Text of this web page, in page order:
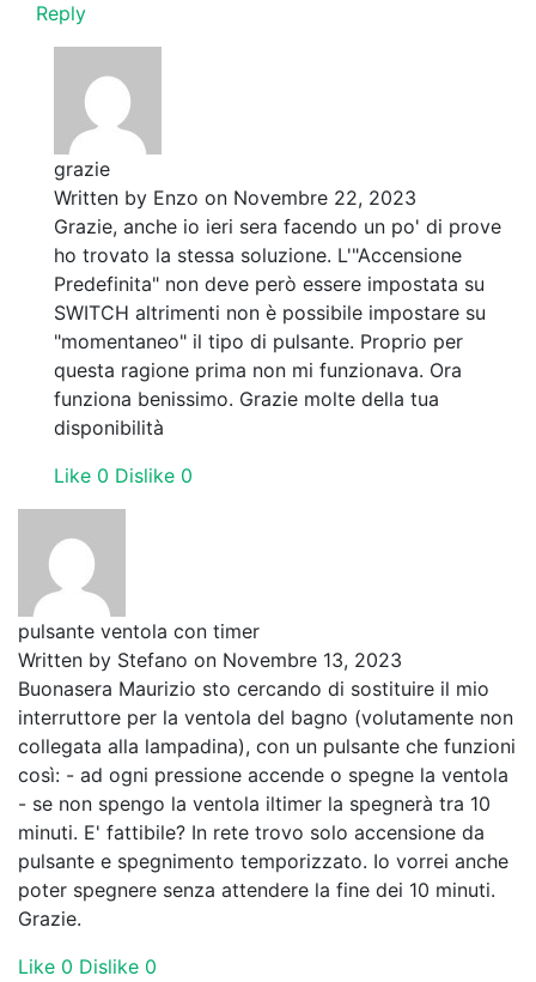
Reply
grazie
Written by Enzo on Novembre 22, 2023
Grazie, anche io ieri sera facendo un po' di prove
ho trovato la stessa soluzione. L'"Accensione
Predefinita" non deve però essere impostata su
SWITCH altrimenti non è possibile impostare su
"momentaneo" il tipo di pulsante. Proprio per
questa ragione prima non mi funzionava. Ora
funziona benissimo. Grazie molte della tua
disponibilità
Like 0 Dislike 0
pulsante ventola con timer
Written by Stefano on Novembre 13, 2023
Buonasera Maurizio sto cercando di sostituire il mio
interruttore per la ventola del bagno (volutamente non
collegata alla lampadina), con un pulsante che funzioni
così: - ad ogni pressione accende o spegne la ventola
- se non spengo la ventola iltimer la spegnerà tra 10
minuti. E' fattibile? In rete trovo solo accensione da
pulsante e spegnimento temporizzato. Io vorrei anche
poter spegnere senza attendere la fine dei 10 minuti.
Grazie.
Like 0 Dislike 0